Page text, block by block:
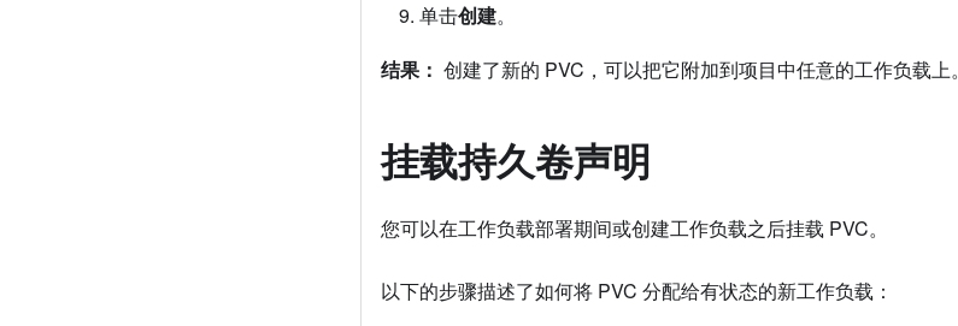
单击创建。
结果： 创建了新的 PVC，可以把它附加到项目中任意的工作负载上。
挂载持久卷声明
您可以在工作负载部署期间或创建工作负载之后挂载 PVC。
以下的步骤描述了如何将 PVC 分配给有状态的新工作负载：